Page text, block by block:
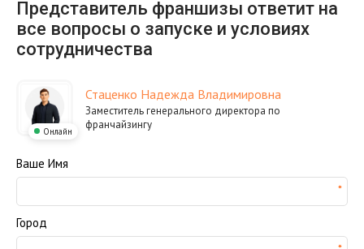
Представитель франшизы ответит на
все вопросы о запуске и условиях
сотрудничества
Онлайн
Стаценко Надежда Владимировна
Заместитель генерального директора по
франчайзингу
Ваше Имя
Город